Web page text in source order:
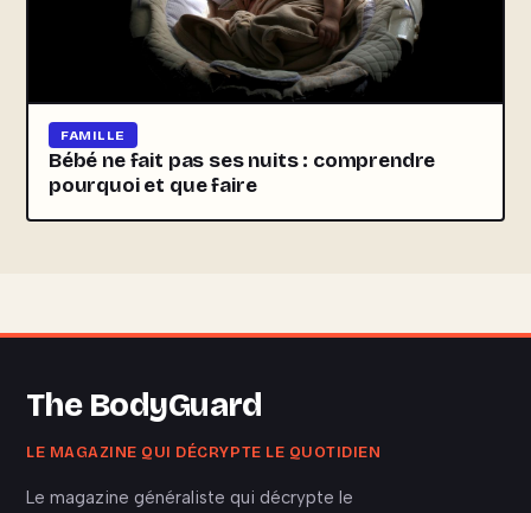
FAMILLE
Bébé ne fait pas ses nuits : comprendre
pourquoi et que faire
The BodyGuard
LE MAGAZINE QUI DÉCRYPTE LE QUOTIDIEN
Le magazine généraliste qui décrypte le